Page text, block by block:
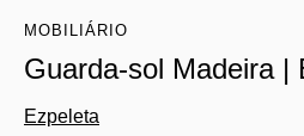
MOBILIÁRIO
Guarda-sol Madeira |
Ezpeleta